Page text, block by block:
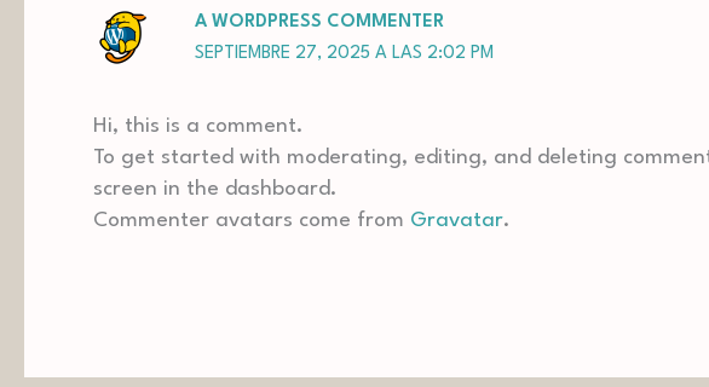
A WORDPRESS COMMENTER
SEPTIEMBRE 27, 2025 A LAS 2:02 PM
Hi, this is a comment.
To get started with moderating, editing, and deleting
screen in the dashboard.
Commenter avatars come from Gravatar.